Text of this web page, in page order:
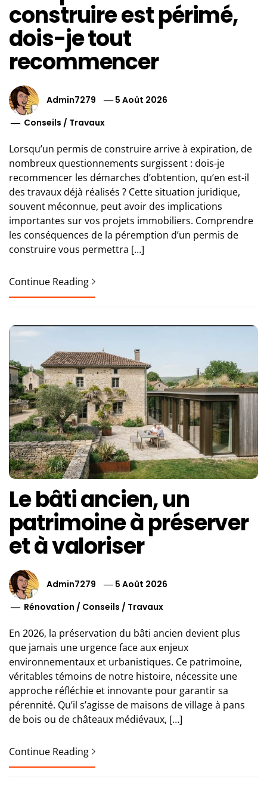
construire est périmé,
dois-je tout
recommencer
Admin7279
5 Août 2026
Conseils / Travaux
Lorsqu’un permis de construire arrive à expiration, de
nombreux questionnements surgissent : dois-je
recommencer les démarches d’obtention, qu’en est-il
des travaux déjà réalisés ? Cette situation juridique,
souvent méconnue, peut avoir des implications
importantes sur vos projets immobiliers. Comprendre
les conséquences de la péremption d’un permis de
construire vous permettra […]
Continue Reading
Le bâti ancien, un
patrimoine à préserver
et à valoriser
Admin7279
5 Août 2026
Rénovation / Conseils / Travaux
En 2026, la préservation du bâti ancien devient plus
que jamais une urgence face aux enjeux
environnementaux et urbanistiques. Ce patrimoine,
véritables témoins de notre histoire, nécessite une
approche réfléchie et innovante pour garantir sa
pérennité. Qu’il s’agisse de maisons de village à pans
de bois ou de châteaux médiévaux, […]
Continue Reading